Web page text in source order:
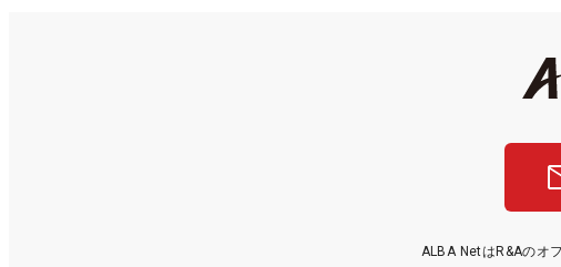
ALBA NetはR&Aのオ